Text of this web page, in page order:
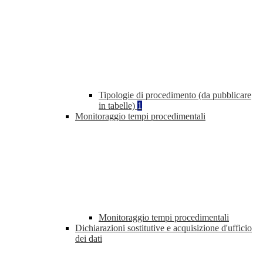
Tipologie di procedimento (da pubblicare
in tabelle) 1
Monitoraggio tempi procedimentali
Monitoraggio tempi procedimentali
Dichiarazioni sostitutive e acquisizione d'ufficio
dei dati